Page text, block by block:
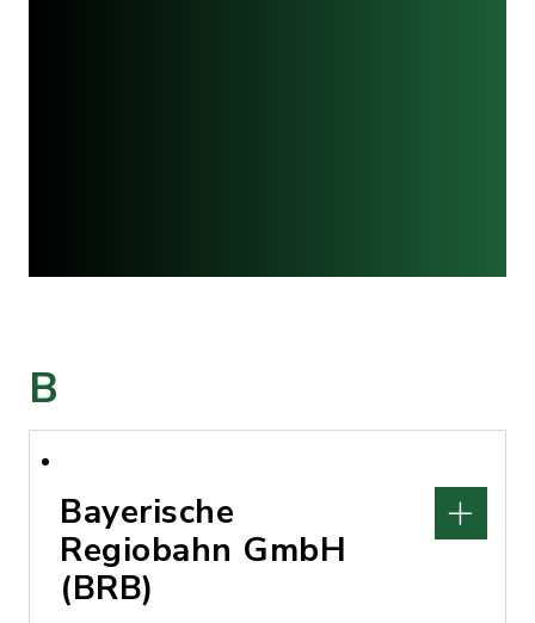
B
Bayerische
Regiobahn GmbH
(BRB)